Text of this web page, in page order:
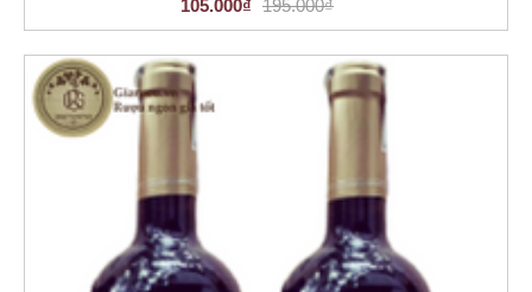
105.000₫ 195.000₫